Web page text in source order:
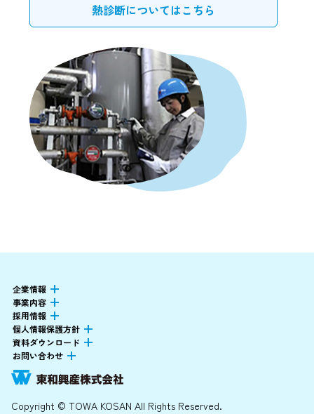
熱診断についてはこちら
企業情報
事業内容
採用情報
個人情報保護方針
資料ダウンロード
お問い合わせ
Copyright © TOWA KOSAN All Rights Reserved.